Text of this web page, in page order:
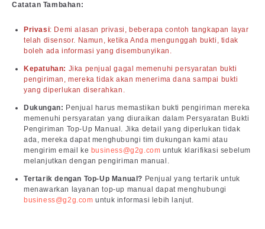
Catatan Tambahan:
Privasi: Demi alasan privasi, beberapa contoh tangkapan layar
telah disensor. Namun, ketika Anda mengunggah bukti, tidak
boleh ada informasi yang disembunyikan.
Kepatuhan: Jika penjual gagal memenuhi persyaratan bukti
pengiriman, mereka tidak akan menerima dana sampai bukti
yang diperlukan diserahkan.
Dukungan: Penjual harus memastikan bukti pengiriman mereka
memenuhi persyaratan yang diuraikan dalam Persyaratan Bukti
Pengiriman Top-Up Manual. Jika detail yang diperlukan tidak
ada, mereka dapat menghubungi tim dukungan kami atau
mengirim email ke business@g2g.com untuk klarifikasi sebelum
melanjutkan dengan pengiriman manual.
Tertarik dengan Top-Up Manual? Penjual yang tertarik untuk
menawarkan layanan top-up manual dapat menghubungi
business@g2g.com untuk informasi lebih lanjut.